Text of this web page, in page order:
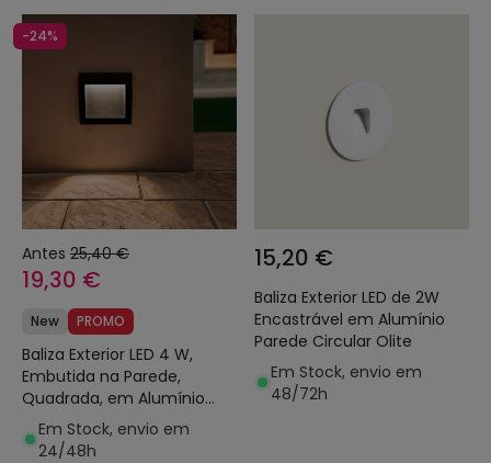
-24%
Antes 25,40 €
19,30 €
New PROMO
Baliza Exterior LED 4 W,
Embutida na Parede,
Quadrada, em Alumínio
Preto Natt
Em Stock, envio em
24/48h
15,20 €
Baliza Exterior LED de 2W
Encastrável em Alumínio
Parede Circular Olite
Em Stock, envio em
48/72h